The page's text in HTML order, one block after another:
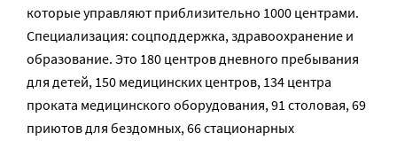
которые управляют приблизительно 1000 центрами.
Специализация: соцподдержка, здравоохранение и
образование. Это 180 центров дневного пребывания
для детей, 150 медицинских центров, 134 центра
проката медицинского оборудования, 91 столовая, 69
приютов для бездомных, 66 стационарных